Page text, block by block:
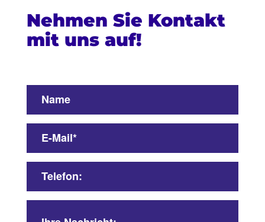
Nehmen Sie Kontakt
mit uns auf!